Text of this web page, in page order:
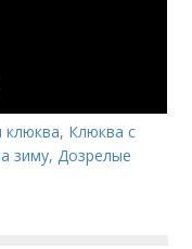
, Клюква с
зиму,Дозрелые